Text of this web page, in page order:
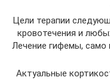
Цели терапии
кровотечения и
Лечение гифемы, само
Актуальные